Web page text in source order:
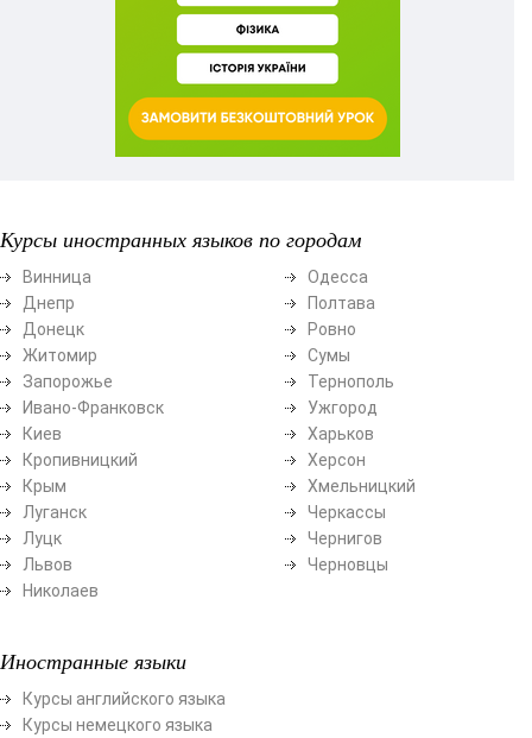
Курсы иностранных языков по городам
Винница
Днепр
Донецк
Житомир
Запорожье
Ивано-Франковск
Киев
Кропивницкий
Крым
Луганск
Луцк
Львов
Николаев
Одесса
Полтава
Ровно
Сумы
Тернополь
Ужгород
Харьков
Херсон
Хмельницкий
Черкассы
Чернигов
Черновцы
Иностранные языки
Курсы английского языка
Курсы немецкого языка